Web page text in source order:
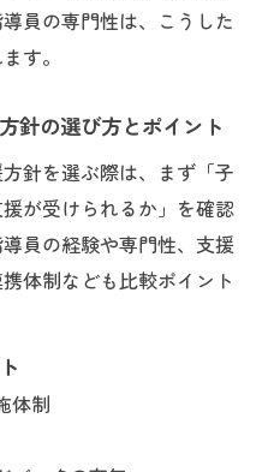
員の専門性は、こうした
す。
針の選び方とポイント
針を選ぶ際は、まず「子
が受けられるか」を確認
員の経験や専門性、支援
体制なども比較ポイント
体制